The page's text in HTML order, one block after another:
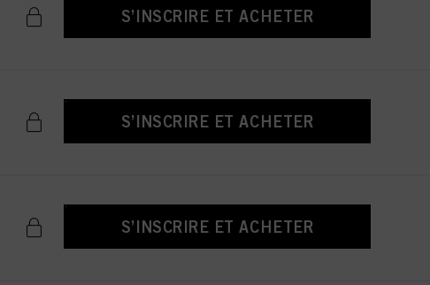
S’INSCRIRE ET ACHETER
S’INSCRIRE ET ACHETER
S’INSCRIRE ET ACHETER